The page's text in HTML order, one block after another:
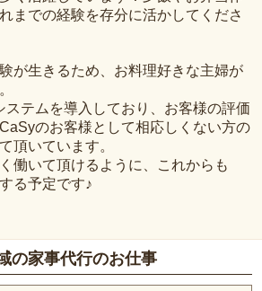
までの経験を存分に活かしてくださ
が生きるため、お料理好きな主婦が
ステムを導入しており、お客様の評価
のお客様として相応しくない方の
頂いています。
働いて頂けるように、これからも
る予定です♪
の家事代行のお仕事